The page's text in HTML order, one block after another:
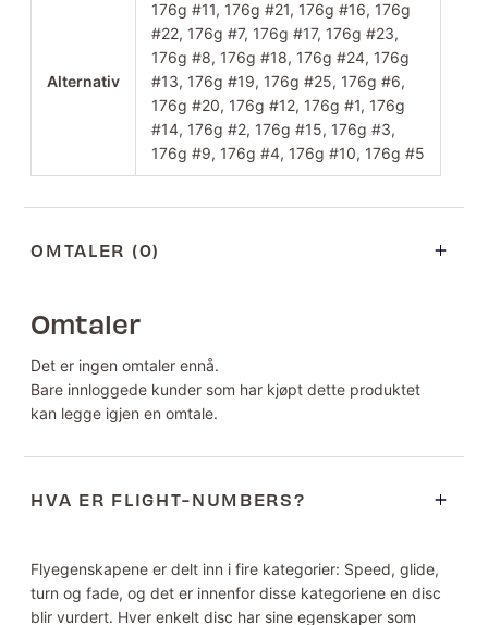
Alternativ
176g #11, 176g #21, 176g #16, 176g
#22, 176g #7, 176g #17, 176g #23,
176g #8, 176g #18, 176g #24, 176g
#13, 176g #19, 176g #25, 176g #6,
176g #20, 176g #12, 176g #1, 176g
#14, 176g #2, 176g #15, 176g #3,
176g #9, 176g #4, 176g #10, 176g #5
OMTALER (0)
Omtaler
Det er ingen omtaler ennå.
Bare innloggede kunder som har kjøpt dette produktet
kan legge igjen en omtale.
HVA ER FLIGHT-NUMBERS?
Flyegenskapene er delt inn i fire kategorier: Speed, glide,
turn og fade, og det er innenfor disse kategoriene en disc
blir vurdert. Hver enkelt disc har sine egenskaper som